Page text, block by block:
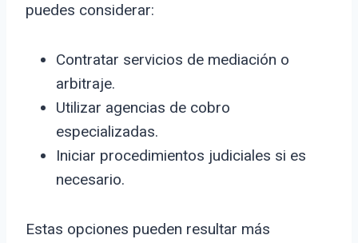
puedes considerar:
Contratar servicios de mediación o
arbitraje.
Utilizar agencias de cobro
especializadas.
Iniciar procedimientos judiciales si es
necesario.
Estas opciones pueden resultar más